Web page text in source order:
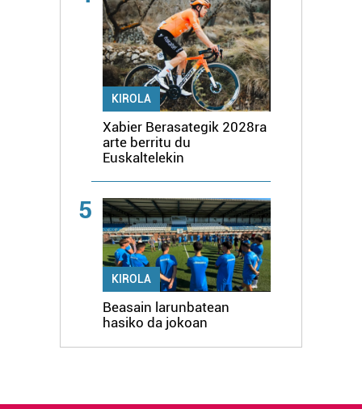
erabiltzen dituen hauta dezakezu.
Bazkide batzuek ez dizute baimenik eskatzen, eta beren
interes komertzial legitimoetan babesten dira. Ikusi gure
bazkideen zerrenda, beren ustez zein helburutarako
duten interes legitimoa eta horren aurka nola egin
dezakezun ikusteko.
datuen atalean. Edozein unetan alda edo ken dezakezu
zure baimena Cookieen adierazpenean.
Webgune honek cookie propioak eta hirugarrenen cookie-
fitxategiak erabiltzen ditu. Zure esperientzia eta
zerbitzuak hobetzeko asmoz, cookie teknologiaz
baliatzen gara. Ohar hau onartuz gero, teknologia hori
erabiltzeko baimen esplizitua ematen diguzu.Gehiago
KIROLA
Xabier Berasategik 2028ra
arte berritu du
Euskaltelekin
5
KIROLA
Beasain larunbatean
hasiko da jokoan